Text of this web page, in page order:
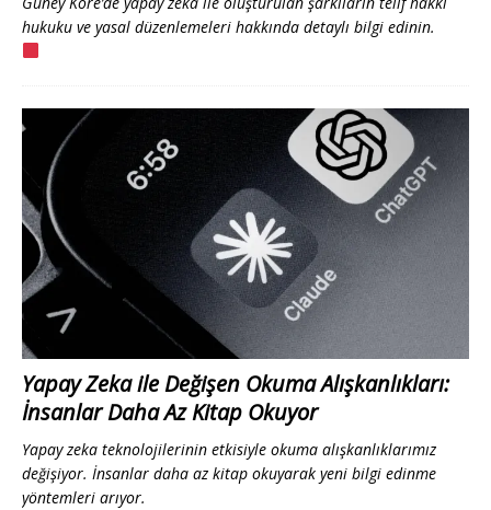
hukuku ve yasal düzenlemeleri hakkında detaylı bilgi edinin.
Yapay Zeka ile Değişen Okuma Alışkanlıkları:
İnsanlar Daha Az Kitap Okuyor
Yapay zeka teknolojilerinin etkisiyle okuma alışkanlıklarımız
değişiyor. İnsanlar daha az kitap okuyarak yeni bilgi edinme
yöntemleri arıyor.